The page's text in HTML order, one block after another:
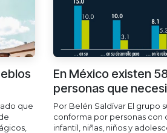
que
En México existen
personas que
Por Belén Saldívar El grupo
conforma por personas con
infantil, niñas, niños y